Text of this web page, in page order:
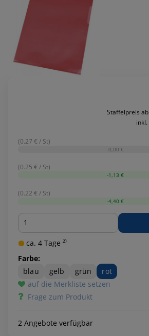
Staffelpreis
(0.27 € / St)
-0,00 €
(0.25 € / St)
-1,13 €
(0.22 € / St)
-4,40 €
Menge
ca. 4 Tage ²⁾
Farbe:
blau
gelb grün
rot
auf die Merkliste setzen
Frage zum Produkt
2 Angebote verfügbar